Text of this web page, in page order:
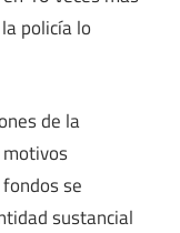
policía lo
de la
motivos
se
sustancial